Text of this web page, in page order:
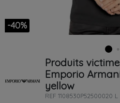
-40%
Produits
Emporio
yellow
REF 1108530P52500020 L